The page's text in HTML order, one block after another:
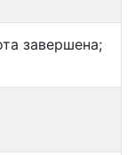
завершена;